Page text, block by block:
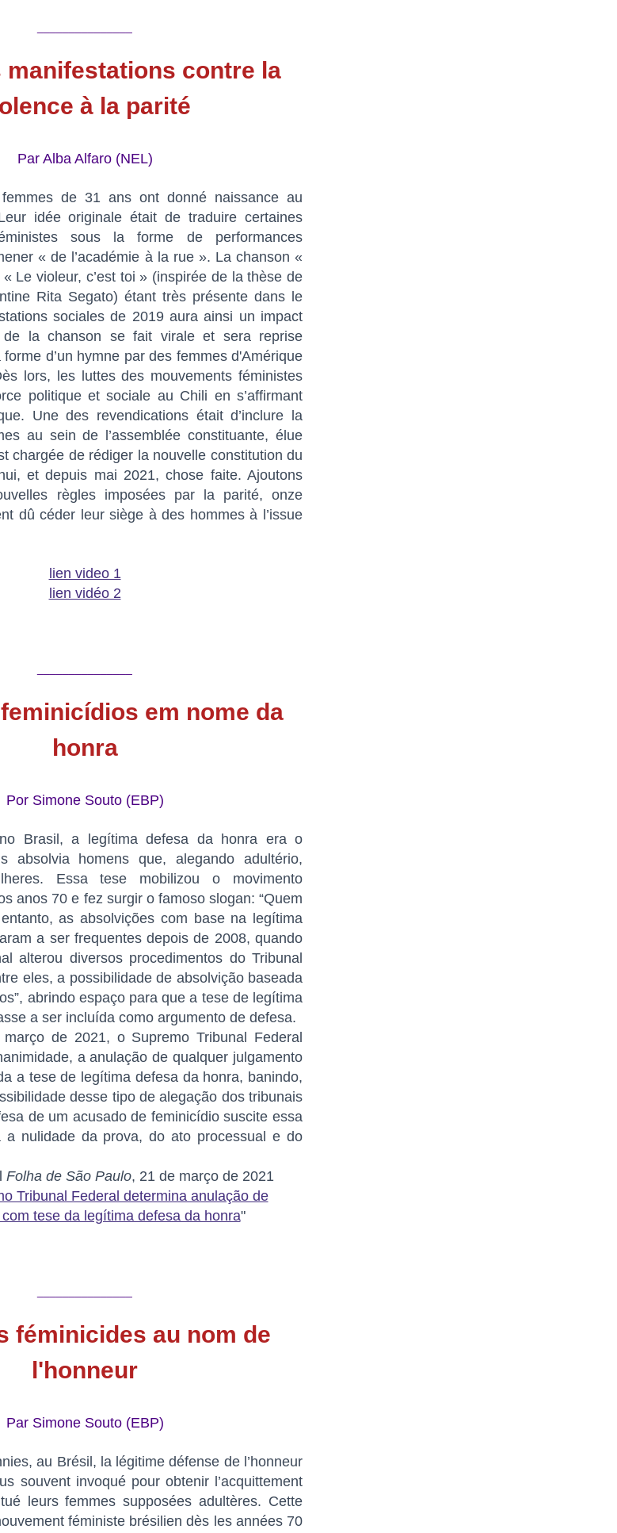
manifestations contre la
à la parité
Par Alba Alfaro (NEL)
de 31 ans ont donné naissance au
idée originale était de traduire certaines
sous la forme de performances
« de l’académie à la rue ». La chanson «
Le violeur, c’est toi » (inspirée de la thèse de
Rita Segato) étant très présente dans le
sociales de 2019 aura ainsi un impact
de la chanson se fait virale et sera reprise
d’un hymne par des femmes d'Amérique
lors, les luttes des mouvements féministes
politique et sociale au Chili en s’affirmant
Une des revendications était d’inclure la
au sein de l’assemblée constituante, élue
chargée de rédiger la nouvelle constitution du
et depuis mai 2021, chose faite. Ajoutons
règles imposées par la parité, onze
dû céder leur siège à des hommes à l’issue
lien video 1
lien vidéo 2
em nome da
honra
Por Simone Souto (EBP)
Brasil, a legítima defesa da honra era o
absolvia homens que, alegando adultério,
Essa tese mobilizou o movimento
anos 70 e fez surgir o famoso slogan: “Quem
as absolvições com base na legítima
a ser frequentes depois de 2008, quando
alterou diversos procedimentos do Tribunal
eles, a possibilidade de absolvição baseada
abrindo espaço para que a tese de legítima
a ser incluída como argumento de defesa.
de 2021, o Supremo Tribunal Federal
a anulação de qualquer julgamento
a tese de legítima defesa da honra, banindo,
desse tipo de alegação dos tribunais
de um acusado de feminicídio suscite essa
a nulidade da prova, do ato processual e do
Folha de São Paulo, 21 de março de 2021
Tribunal Federal determina anulação de
tese da legítima defesa da honra"
féminicides au nom de
l'honneur
Par Simone Souto (EBP)
au Brésil, la légitime défense de l’honneur
souvent invoqué pour obtenir l’acquittement
leurs femmes supposées adultères. Cette
féministe brésilien dès les années 70